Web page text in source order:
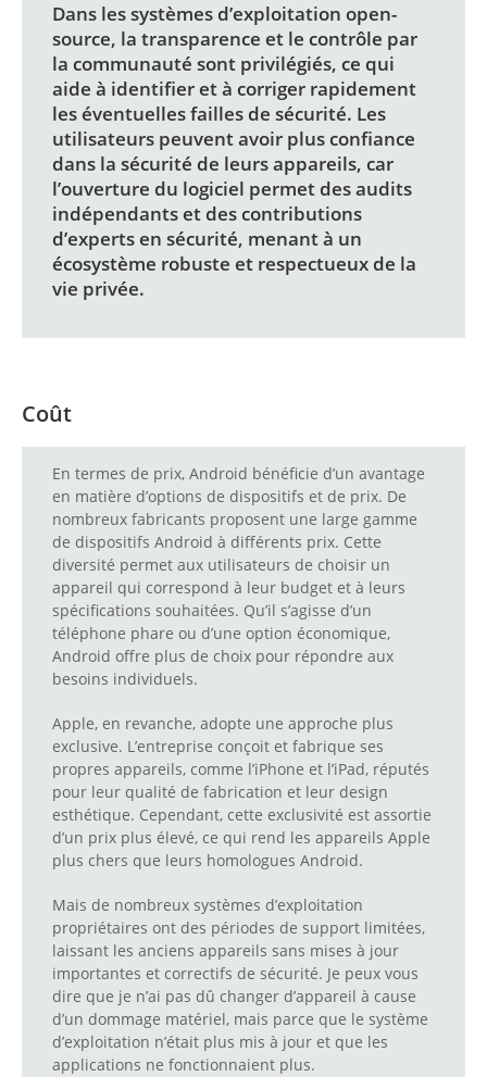
Dans les systèmes d’exploitation open-
source, la transparence et le contrôle par
la communauté sont privilégiés, ce qui
aide à identifier et à corriger rapidement
les éventuelles failles de sécurité. Les
utilisateurs peuvent avoir plus confiance
dans la sécurité de leurs appareils, car
l’ouverture du logiciel permet des audits
indépendants et des contributions
d’experts en sécurité, menant à un
écosystème robuste et respectueux de la
vie privée.
Coût
En termes de prix, Android bénéficie d’un avantage
en matière d’options de dispositifs et de prix. De
nombreux fabricants proposent une large gamme
de dispositifs Android à différents prix. Cette
diversité permet aux utilisateurs de choisir un
appareil qui correspond à leur budget et à leurs
spécifications souhaitées. Qu’il s’agisse d’un
téléphone phare ou d’une option économique,
Android offre plus de choix pour répondre aux
besoins individuels.
Apple, en revanche, adopte une approche plus
exclusive. L’entreprise conçoit et fabrique ses
propres appareils, comme l’iPhone et l’iPad, réputés
pour leur qualité de fabrication et leur design
esthétique. Cependant, cette exclusivité est assortie
d’un prix plus élevé, ce qui rend les appareils Apple
plus chers que leurs homologues Android.
Mais de nombreux systèmes d’exploitation
propriétaires ont des périodes de support limitées,
laissant les anciens appareils sans mises à jour
importantes et correctifs de sécurité. Je peux vous
dire que je n’ai pas dû changer d’appareil à cause
d’un dommage matériel, mais parce que le système
d’exploitation n’était plus mis à jour et que les
applications ne fonctionnaient plus.